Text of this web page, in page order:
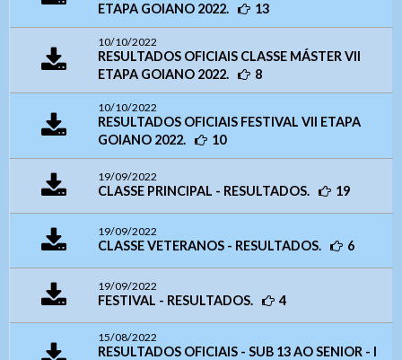
ETAPA GOIANO 2022.
13
10/10/2022
RESULTADOS OFICIAIS CLASSE MÁSTER VII
ETAPA GOIANO 2022.
8
10/10/2022
RESULTADOS OFICIAIS FESTIVAL VII ETAPA
GOIANO 2022.
10
19/09/2022
CLASSE PRINCIPAL - RESULTADOS. 19
19/09/2022
CLASSE VETERANOS - RESULTADOS. 6
19/09/2022
FESTIVAL - RESULTADOS. 4
15/08/2022
RESULTADOS OFICIAIS - SUB 13 AO SENIOR - I
Tamanho da Fonte
- Letra A > Fonte tamanho normal.
- Letra A+ > Aumenta o tamanho da fonte.
- Letra A- > Diminui o tamanho da fonte.
Layout
- Para alterar a cor do layout de escuro para claro e
vice versa clique nos ícones
Endereço e Contatos
Endereço:Avenida Goiás, nº 1.149 SALA 01 ,
Centro
CEP: 75025-090 – Anápolis/GO
Telefone: (62) 3943-3590
WhatsApp:(62) 9 9388-5282
E-mail:
judogoias@judogoias.com.br
josmaramaral@gmail.com
Contatos
6937
Enviar
Anexar arquivos (opcional)
Arquivos
Usuário
Senha
Enviar